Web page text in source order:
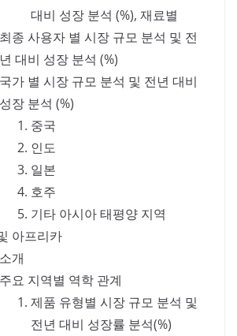
대비 성장 분석 (%), 재료별
최종 사용자 별 시장 규모 분석 및 전
년 대비 성장 분석 (%)
국가 별 시장 규모 분석 및 전년 대비
성장 분석 (%)
중국
인도
일본
호주
기타 아시아 태평양 지역
아프리카
소개
주요 지역별 역학 관계
제품 유형별 시장 규모 분석 및
전년 대비 성장률 분석(%)